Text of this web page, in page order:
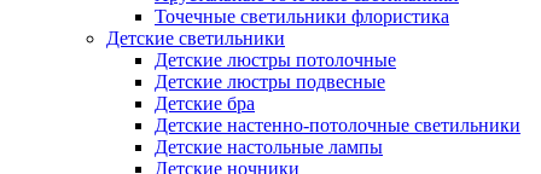
Точечные светильники флористика
Детские светильники
Детские люстры потолочные
Детские люстры подвесные
Детские бра
Детские настенно-потолочные светильники
Детские настольные лампы
Детские ночники